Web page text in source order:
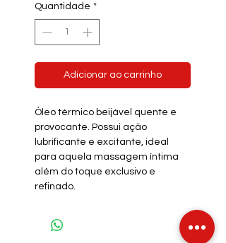
Quantidade *
Adicionar ao carrinho
Óleo térmico beijável quente e
provocante. Possui ação
lubrificante e excitante, ideal
para aquela massagem íntima
além do toque exclusivo e
refinado.